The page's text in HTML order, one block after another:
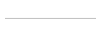
———————